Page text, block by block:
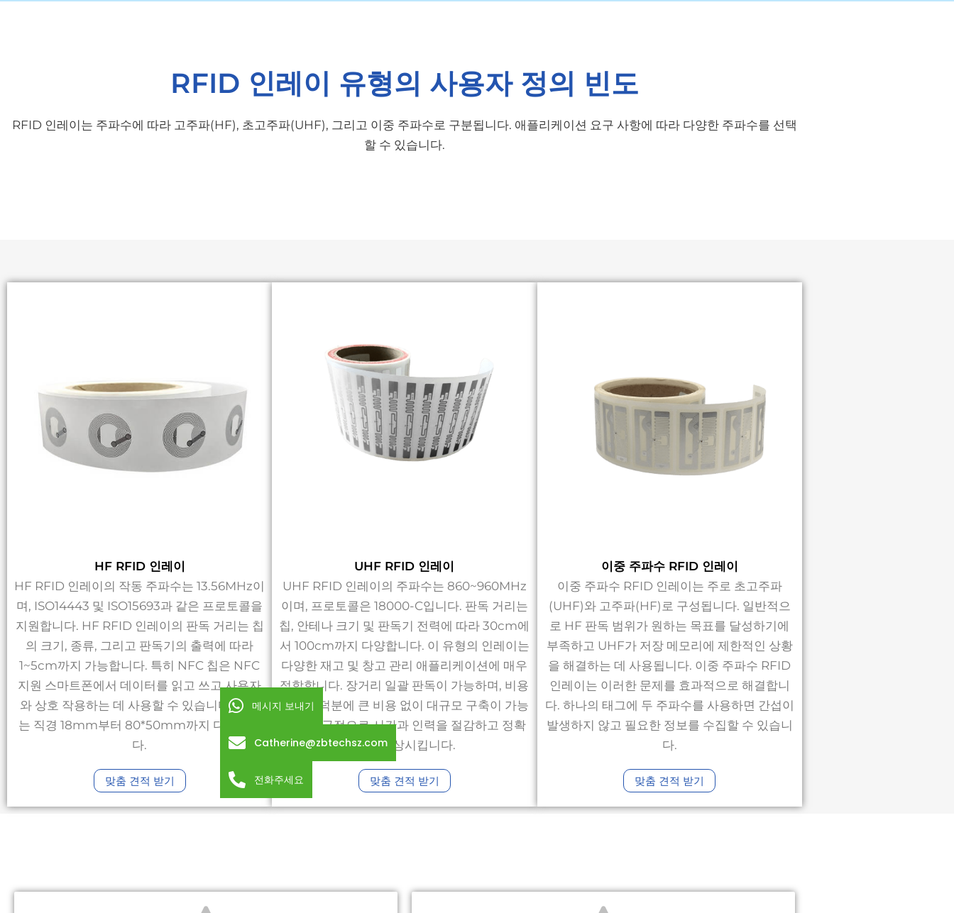
RFID 인레이 유형의 사용자 정의 빈도
RFID 인레이는 주파수에 따라 고주파(HF), 초고주파(UHF), 그리고 이중 주파수로 구분됩니다. 애플리케이션 요구 사항에 따라 다양한 주파수를 선택
할 수 있습니다.
HF RFID 인레이
HF RFID 인레이의 작동 주파수는 13.56MHz이
며, ISO14443 및 ISO15693과 같은 프로토콜을
지원합니다. HF RFID 인레이의 판독 거리는 칩
의 크기, 종류, 그리고 판독기의 출력에 따라
1~5cm까지 가능합니다. 특히 NFC 칩은 NFC
지원 스마트폰에서 데이터를 읽고 쓰고 사용자
와 상호 작용하는 데 사용할 수 있습니다. 크기
는 직경 18mm부터 80*50mm까지 다양합니
다.
맞춤 견적 받기
UHF RFID 인레이
UHF RFID 인레이의 주파수는 860~960MHz
이며, 프로토콜은 18000-C입니다. 판독 거리는
칩, 안테나 크기 및 판독기 전력에 따라 30cm에
서 100cm까지 다양합니다. 이 유형의 인레이는
다양한 재고 및 창고 관리 애플리케이션에 매우
적합합니다. 장거리 일괄 판독이 가능하며, 비용
효율성 덕분에 큰 비용 없이 대규모 구축이 가능
하여 궁극적으로 시간과 인력을 절감하고 정확
도를 향상시킵니다.
맞춤 견적 받기
이중 주파수 RFID 인레이
이중 주파수 RFID 인레이는 주로 초고주파
(UHF)와 고주파(HF)로 구성됩니다. 일반적으
로 HF 판독 범위가 원하는 목표를 달성하기에
부족하고 UHF가 저장 메모리에 제한적인 상황
을 해결하는 데 사용됩니다. 이중 주파수 RFID
인레이는 이러한 문제를 효과적으로 해결합니
다. 하나의 태그에 두 주파수를 사용하면 간섭이
발생하지 않고 필요한 정보를 수집할 수 있습니
다.
맞춤 견적 받기
메시지 보내기
Catherine@zbtechsz.com
전화주세요